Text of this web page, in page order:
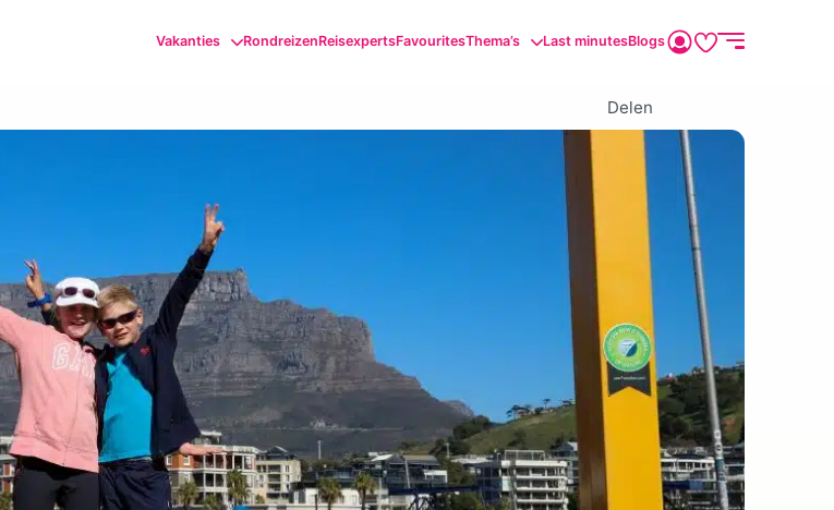
Vakanties RondreizenReisexpertsFavouritesThema’s Last minutesBlogs
Delen